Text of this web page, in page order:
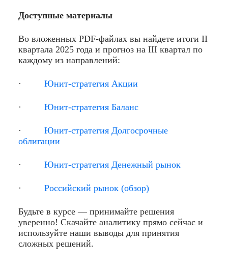
Доступные материалы
Во вложенных PDF-файлах вы найдете итоги II
квартала 2025 года и прогноз на III квартал по
каждому из направлений:
· Юнит-стратегия Акции
· Юнит-стратегия Баланс
· Юнит-стратегия Долгосрочные
облигации
· Юнит-стратегия Денежный рынок
· Российский рынок (обзор)
Будьте в курсе — принимайте решения
уверенно! Скачайте аналитику прямо сейчас и
используйте наши выводы для принятия
сложных решений.